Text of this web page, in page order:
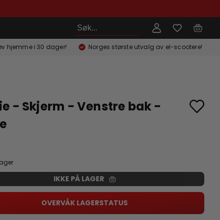
Søk
hjemme i 30 dager! Norges største utvalg av el-scootere!
- Skjerm - Venstre bak -
IKKE PÅ LAGER
OVERVÅK LAGERSTATUS